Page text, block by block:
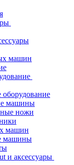
машин
машины
ножи
машин
машины
и аксессуары